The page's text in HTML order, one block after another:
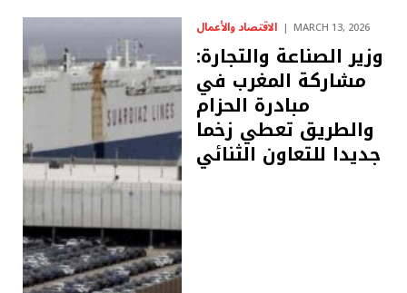
الاقتصاد والأعمال MARCH 13, 2026
وزير الصناعة والتجارة:
مشاركة المغرب في
مبادرة الحزام
والطريق تعطي زخما
جديدا للتعاون الثنائي